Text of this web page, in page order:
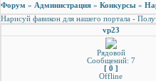
Форум » Администрация » Конкурсы »
Нарисуй фавикон для нашего портала -
vp23
Рядовой
Сообщений: 7
[ 0 ]
Offline